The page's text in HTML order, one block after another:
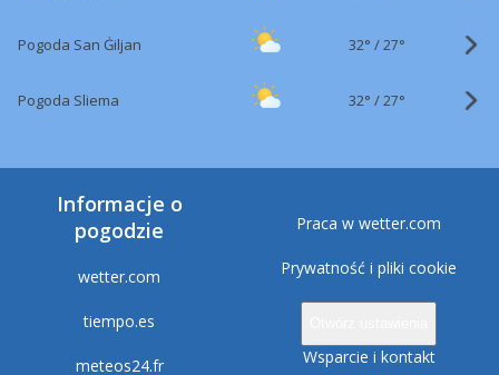
Pogoda San Ġiljan 32° /27°
Pogoda Sliema 32° /27°
Informacje o
pogodzie
wetter.com
tiempo.es
meteos24.fr
Praca w wetter.com
Prywatność i pliki cookie
Wsparcie i kontakt